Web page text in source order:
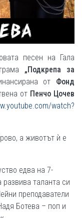
песен на Гала
„Подкрепа за
от Фонд
от Пенчо Цочев
watch?
а животът ѝ е
едва на 7-
таланта си
преподаватели
Ботева – поп и